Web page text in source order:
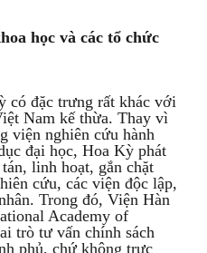
học và các tổ chức
có đặc trưng rất khác với
Nam kế thừa. Thay vì
viện nghiên cứu hành
đại học, Hoa Kỳ phát
linh hoạt, gắn chặt
cứu, các viện độc lập,
Trong đó, Viện Hàn
Academy of
trò tư vấn chính sách
phủ, chứ không trực